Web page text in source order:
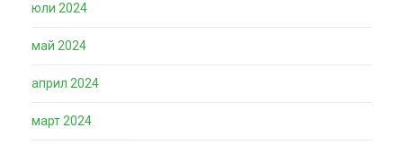
юли 2024
май 2024
април 2024
март 2024